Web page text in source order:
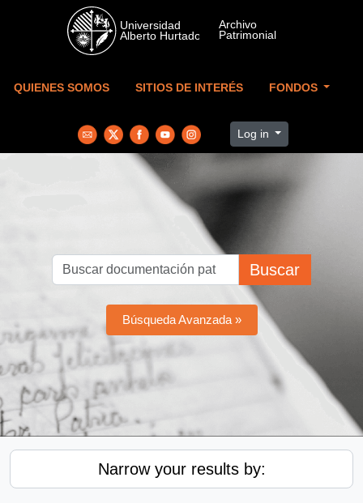
Skip to main content
QUIENES SOMOS SITIOS DE INTERÉS FONDOS
Log in
Buscar
Búsqueda Avanzada »
Narrow your results by: